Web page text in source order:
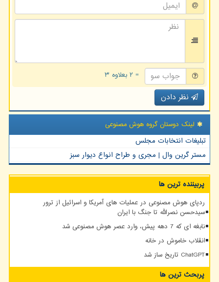
= ۲ بعلاوه ۳
نظر دادن
لینک دوستان گروه هوش مصنوعی
تبلیغات انتخابات مجلس
مستر گرین وال | مجری و طراح انواع دیوار سبز
پربیننده ترین ها
ردپای هوش مصنوعی در عملیات های آمریکا و اسرائیل از ترور
سیدحسن نصرالله تا جنگ با ایران
نابغه ای که 7 دهه پیش، وارد عصر هوش مصنوعی شد
انقلاب خاموش در خانه
ChatGPT تاریخ ساز شد
پربحث ترین ها